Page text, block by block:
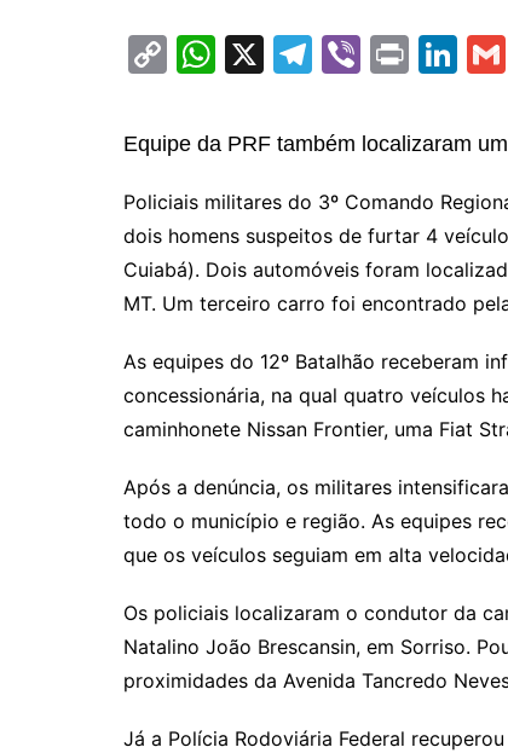
C
p
y
Li
n
k
W
at
A
p
p
X
T
e
a
m
Vi
er
Pr
t
Li
k
dI
n
Equipe da PRF também localizaram
Policiais militares do 3º Comando
dois homens suspeitos de furtar 4
Cuiabá). Dois automóveis foram
MT. Um terceiro carro foi encontrado
As equipes do 12º Batalhão receberam
concessionária, na qual quatro veículos
caminhonete Nissan Frontier, uma Fiat
Após a denúncia, os militares
todo o município e região. As equipes
que os veículos seguiam em alta
Os policiais localizaram o condutor da
Natalino João Brescansin, em Sorriso.
proximidades da Avenida Tancredo
Já a Polícia Rodoviária Federal